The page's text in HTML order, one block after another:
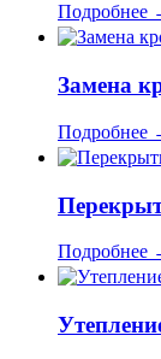
Подробнее
Замена
Подробнее
Подробнее